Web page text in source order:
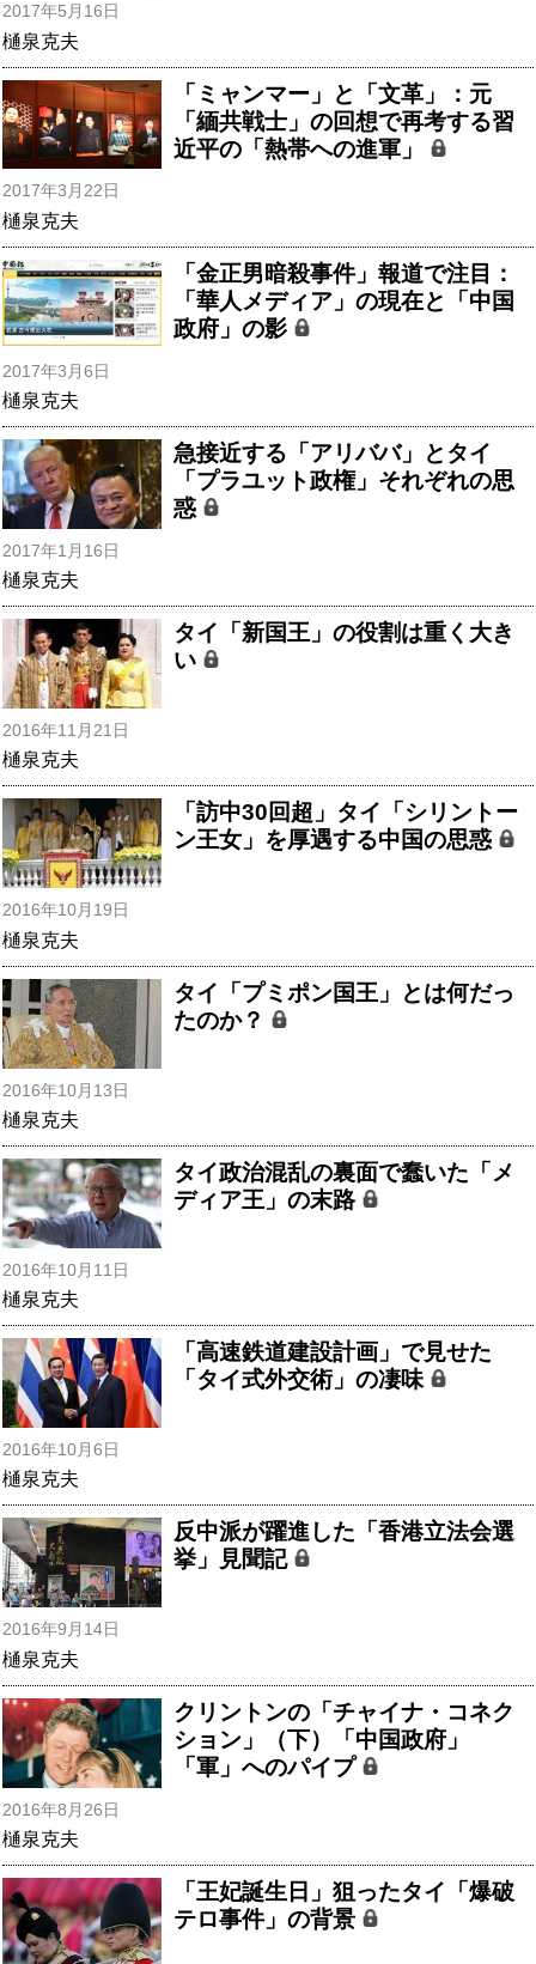
2017年5月16日
樋泉克夫
「ミャンマー」と「文革」：元
「緬共戦士」の回想で再考する習
近平の「熱帯への進軍」
2017年3月22日
樋泉克夫
「金正男暗殺事件」報道で注目：
「華人メディア」の現在と「中国
政府」の影
2017年3月6日
樋泉克夫
急接近する「アリババ」とタイ
「プラユット政権」それぞれの思
惑
2017年1月16日
樋泉克夫
タイ「新国王」の役割は重く大き
い
2016年11月21日
樋泉克夫
「訪中30回超」タイ「シリントー
ン王女」を厚遇する中国の思惑
2016年10月19日
樋泉克夫
タイ「プミポン国王」とは何だっ
たのか？
2016年10月13日
樋泉克夫
タイ政治混乱の裏面で蠢いた「メ
ディア王」の末路
2016年10月11日
樋泉克夫
「高速鉄道建設計画」で見せた
「タイ式外交術」の凄味
2016年10月6日
樋泉克夫
反中派が躍進した「香港立法会選
挙」見聞記
2016年9月14日
樋泉克夫
クリントンの「チャイナ・コネク
ション」（下）「中国政府」
「軍」へのパイプ
2016年8月26日
樋泉克夫
「王妃誕生日」狙ったタイ「爆破
テロ事件」の背景